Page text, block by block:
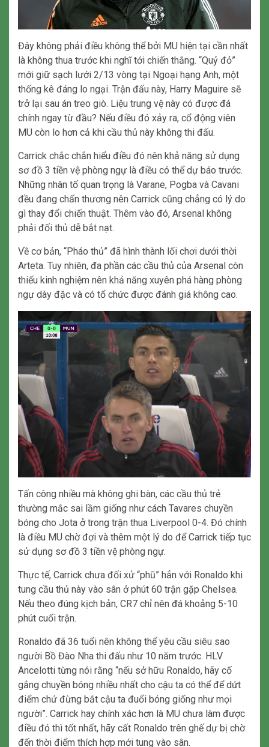
Đây không phải điều không thể bởi MU hiện tại cần nhất
là không thua trước khi nghĩ tới chiến thắng. “Quỷ đỏ”
mới giữ sạch lưới 2/13 vòng tại Ngoại hạng Anh, một
thống kê đáng lo ngại. Trận đấu này, Harry Maguire sẽ
trở lại sau án treo giò. Liệu trung vệ này có được đá
chính ngay từ đầu? Nếu điều đó xảy ra, cổ động viên
MU còn lo hơn cả khi cầu thủ này không thi đấu.
Carrick chắc chắn hiểu điều đó nên khả năng sử dụng
sơ đồ 3 tiền vệ phòng ngự là điều có thể dự báo trước.
Những nhân tố quan trọng là Varane, Pogba và Cavani
đều đang chấn thương nên Carrick cũng chẳng có lý do
gì thay đổi chiến thuật. Thêm vào đó, Arsenal không
phải đối thủ dễ bắt nạt.
Về cơ bản, “Pháo thủ” đã hình thành lối chơi dưới thời
Arteta. Tuy nhiên, đa phần các cầu thủ của Arsenal còn
thiếu kinh nghiệm nên khả năng xuyên phá hàng phòng
ngự dày đặc và có tổ chức được đánh giá không cao.
Tấn công nhiều mà không ghi bàn, các cầu thủ trẻ
thường mắc sai lầm giống như cách Tavares chuyền
bóng cho Jota ở trong trận thua Liverpool 0-4. Đó chính
là điều MU chờ đợi và thêm một lý do để Carrick tiếp tục
sử dụng sơ đồ 3 tiền vệ phòng ngự.
Thực tế, Carrick chưa đối xử “phũ” hẳn với Ronaldo khi
tung cầu thủ này vào sân ở phút 60 trận gặp Chelsea.
Nếu theo đúng kịch bản, CR7 chỉ nên đá khoảng 5-10
phút cuối trận.
Ronaldo đã 36 tuổi nên không thể yêu cầu siêu sao
người Bồ Đào Nha thi đấu như 10 năm trước. HLV
Ancelotti từng nói rằng “nếu sở hữu Ronaldo, hãy cố
gắng chuyền bóng nhiều nhất cho cậu ta có thể để dứt
điểm chứ đừng bắt cậu ta đuổi bóng giống như mọi
người”. Carrick hay chính xác hơn là MU chưa làm được
điều đó thì tốt nhất, hãy cất Ronaldo trên ghế dự bị chờ
đến thời điểm thích hợp mới tung vào sân.